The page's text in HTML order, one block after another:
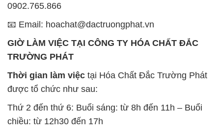
0902.765.866
📧 Email: hoachat@dactruongphat.vn
GIỜ LÀM VIỆC TẠI CÔNG TY HÓA CHẤT ĐẮC
TRƯỜNG PHÁT
Thời gian làm việc tại Hóa Chất Đắc Trường Phát
được tổ chức như sau:
Thứ 2 đến thứ 6: Buổi sáng: từ 8h đến 11h – Buổi
chiều: từ 12h30 đến 17h